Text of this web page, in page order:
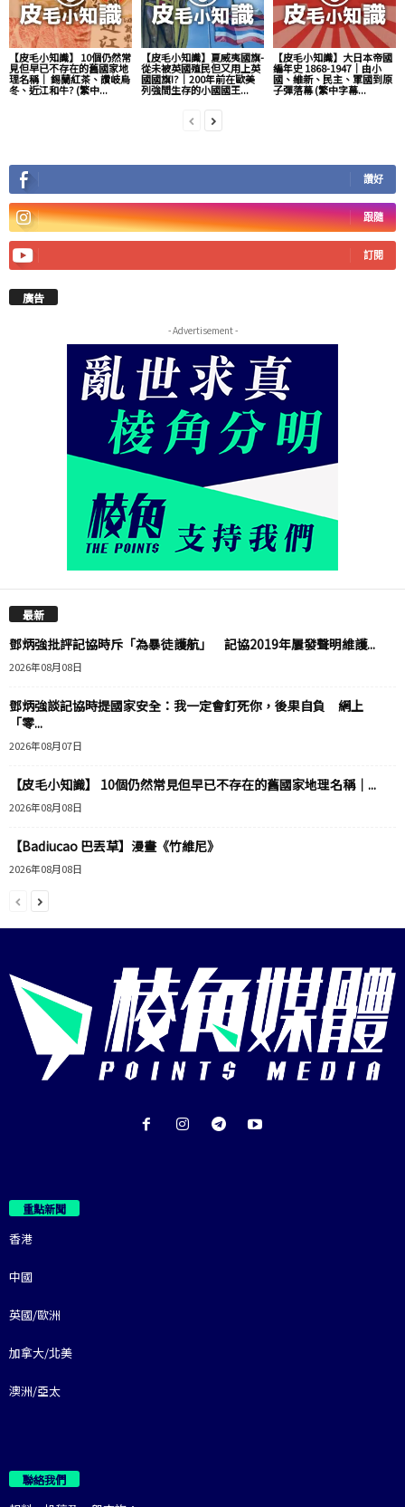
【皮毛小知識】 10個仍然常
見但早已不存在的舊國家地
理名稱｜ 錫蘭紅茶、讚岐烏
冬、近江和牛? (繁中...
【皮毛小知識】夏威夷國旗-
從未被英國殖民但又用上英
國國旗!?｜200年前在歐美
列強間生存的小國國王...
【皮毛小知識】大日本帝國
編年史 1868-1947｜由小
國、維新、民主、軍國到原
子彈落幕 (繁中字幕...
讚好
跟隨
訂閱
廣告
- Advertisement -
最新
鄧炳強批評記協時斥「為暴徒護航」 記協2019年屢發聲明維護...
2026年08月08日
鄧炳強談記協時提國家安全：我一定會釘死你，後果自負 網上
「零...
2026年08月07日
【皮毛小知識】 10個仍然常見但早已不存在的舊國家地理名稱｜...
2026年08月08日
【Badiucao 巴丟草】漫畫《竹維尼》
2026年08月08日
重點新聞
香港
中國
英國/歐洲
加拿大/北美
澳洲/亞太
聯絡我們